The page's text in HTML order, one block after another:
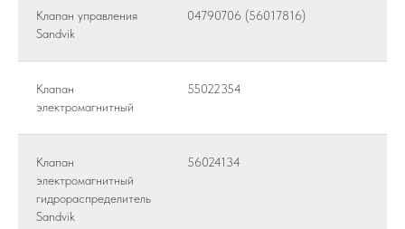
Клапан управления
Sandvik
04790706 (56017816)
Клапан
электромагнитный
55022354
Клапан
электромагнитный
гидрораспределитель
Sandvik
56024134